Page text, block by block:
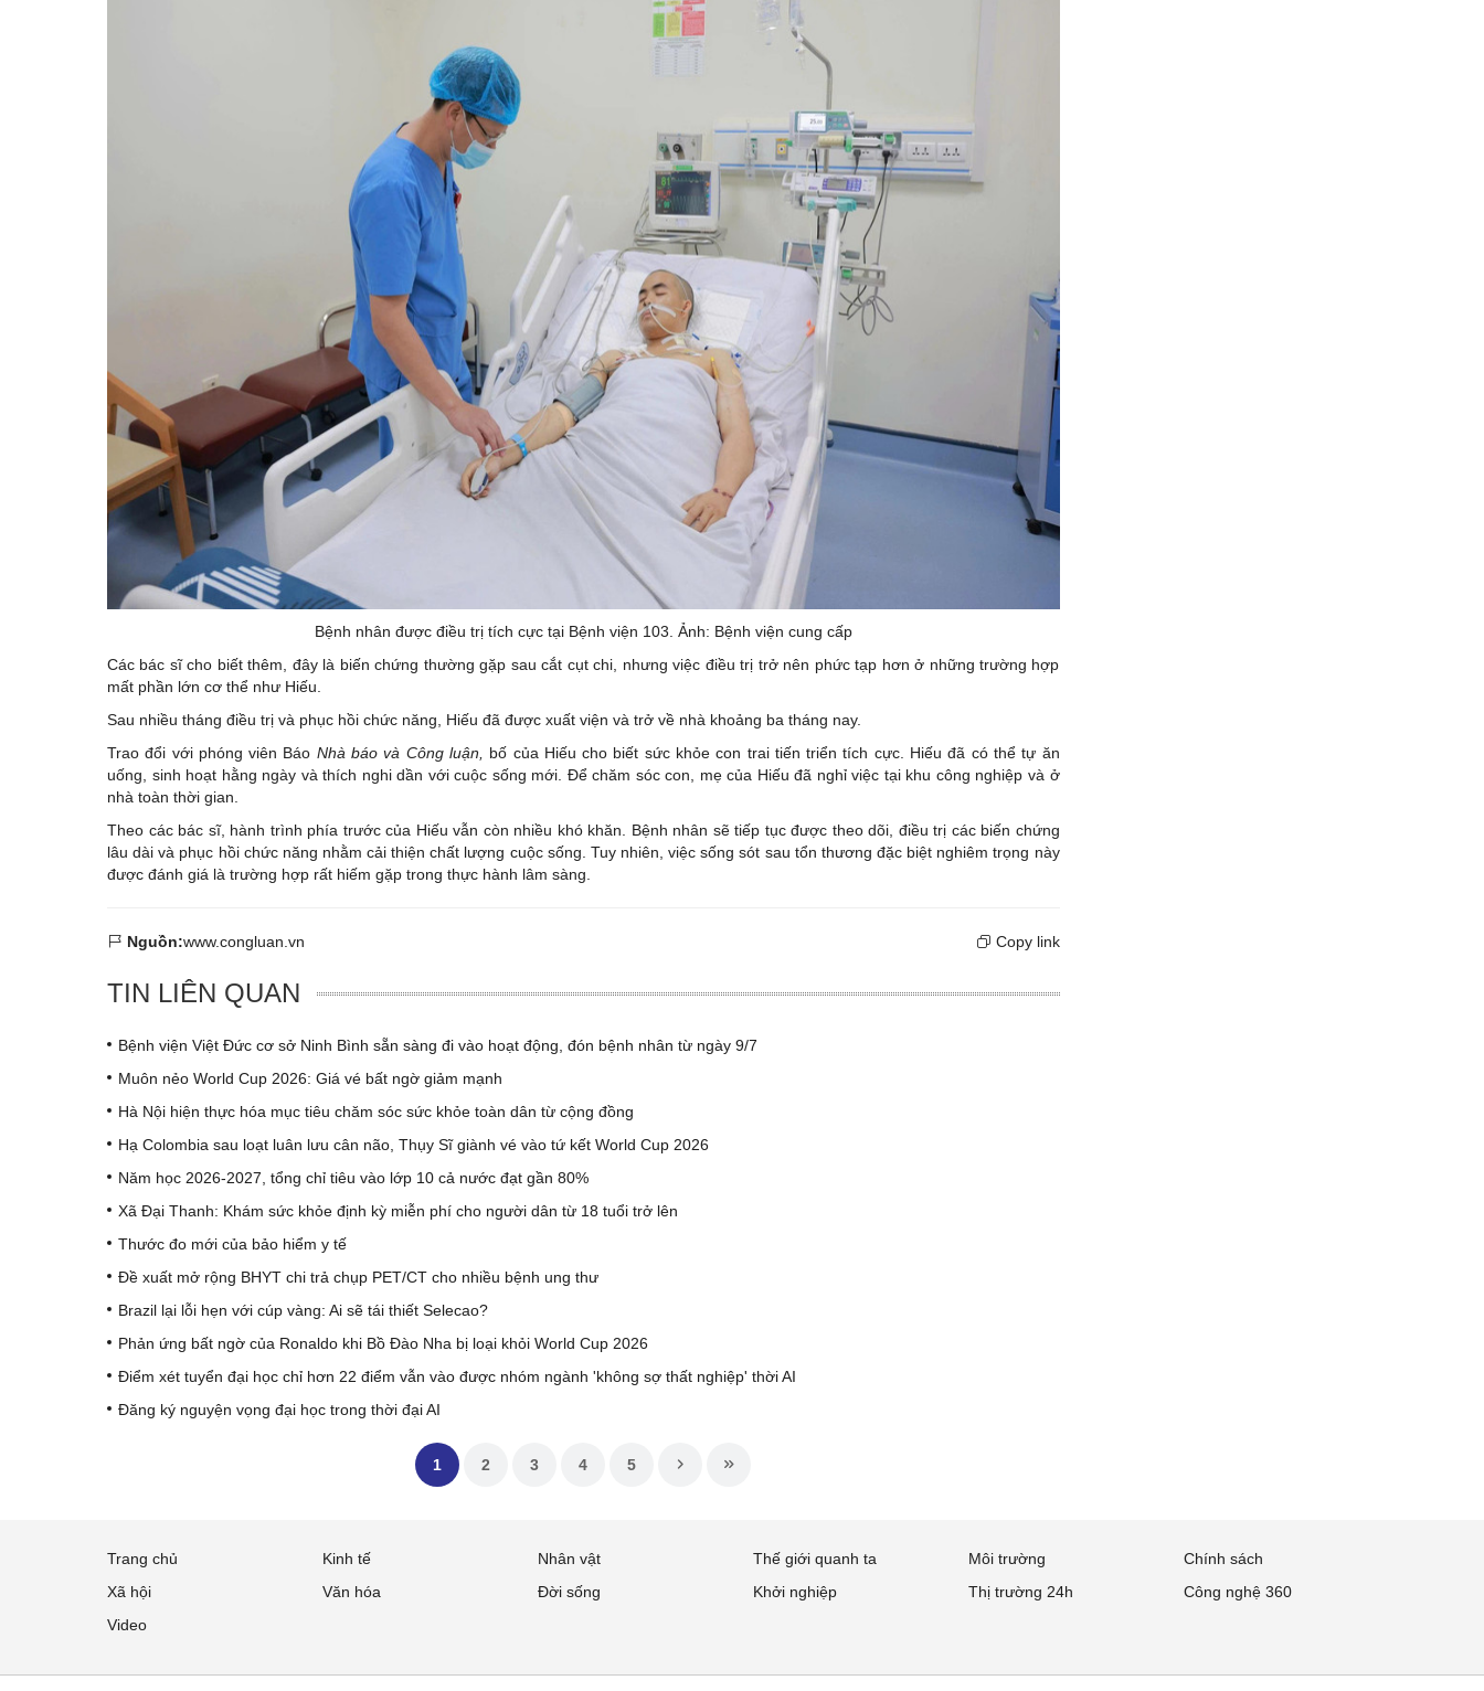
Bệnh nhân được điều trị tích cực tại Bệnh viện 103. Ảnh: Bệnh viện cung cấp
Các bác sĩ cho biết thêm, đây là biến chứng thường gặp sau cắt cụt chi, nhưng việc điều trị trở nên phức tạp hơn ở những trường hợp
mất phần lớn cơ thể như Hiếu.
Sau nhiều tháng điều trị và phục hồi chức năng, Hiếu đã được xuất viện và trở về nhà khoảng ba tháng nay.
Trao đổi với phóng viên Báo Nhà báo và Công luận,
bố của Hiếu cho biết sức khỏe con trai tiến triển tích cực. Hiếu đã có thể tự ăn
uống, sinh hoạt hằng ngày và thích nghi dần với cuộc sống mới. Để chăm sóc con, mẹ của Hiếu đã nghỉ việc tại khu công nghiệp và ở
nhà toàn thời gian.
Theo các bác sĩ, hành trình phía trước của Hiếu vẫn còn nhiều khó khăn. Bệnh nhân sẽ tiếp tục được theo dõi, điều trị các biến chứng
lâu dài và phục hồi chức năng nhằm cải thiện chất lượng cuộc sống. Tuy nhiên, việc sống sót sau tổn thương đặc biệt nghiêm trọng này
được đánh giá là trường hợp rất hiếm gặp trong thực hành lâm sàng.
Nguồn:www.congluan.vn Copy link
TIN LIÊN QUAN
Bệnh viện Việt Đức cơ sở Ninh Bình sẵn sàng đi vào hoạt động, đón bệnh nhân từ ngày 9/7
Muôn nẻo World Cup 2026: Giá vé bất ngờ giảm mạnh
Hà Nội hiện thực hóa mục tiêu chăm sóc sức khỏe toàn dân từ cộng đồng
Hạ Colombia sau loạt luân lưu cân não, Thụy Sĩ giành vé vào tứ kết World Cup 2026
Năm học 2026-2027, tổng chỉ tiêu vào lớp 10 cả nước đạt gần 80%
Xã Đại Thanh: Khám sức khỏe định kỳ miễn phí cho người dân từ 18 tuổi trở lên
Thước đo mới của bảo hiểm y tế
Đề xuất mở rộng BHYT chi trả chụp PET/CT cho nhiều bệnh ung thư
Brazil lại lỗi hẹn với cúp vàng: Ai sẽ tái thiết Selecao?
Phản ứng bất ngờ của Ronaldo khi Bồ Đào Nha bị loại khỏi World Cup 2026
Điểm xét tuyển đại học chỉ hơn 22 điểm vẫn vào được nhóm ngành 'không sợ thất nghiệp' thời AI
Đăng ký nguyện vọng đại học trong thời đại AI
1 2 3 4 5
Trang chủ Kinh tế Nhân vật Thế giới quanh ta Môi trường
Chính sách
Xã hội
Văn hóa Đời sống Khởi nghiệp Thị trường 24h
Công nghệ 360
Video